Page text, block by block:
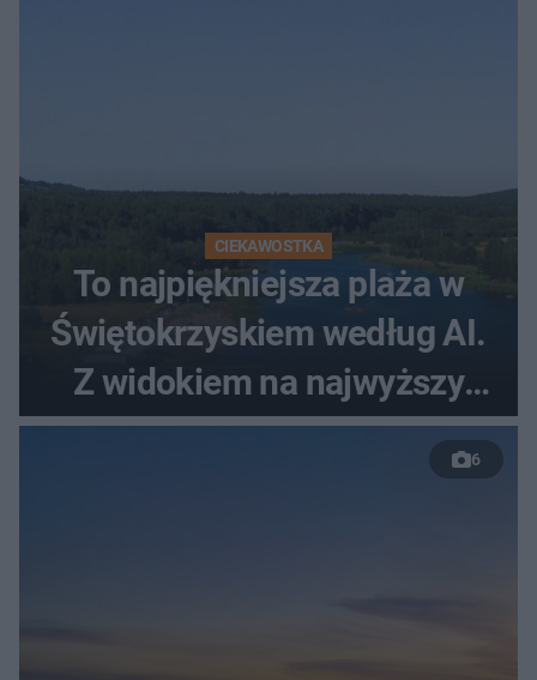
CIEKAWOSTKA
To najpiękniejsza plaża w
Świętokrzyskiem według AI.
Z widokiem na najwyższy
szczyt Gór Świętokrzyskich
6